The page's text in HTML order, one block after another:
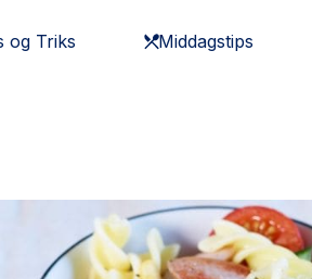
og Triks Middagstips